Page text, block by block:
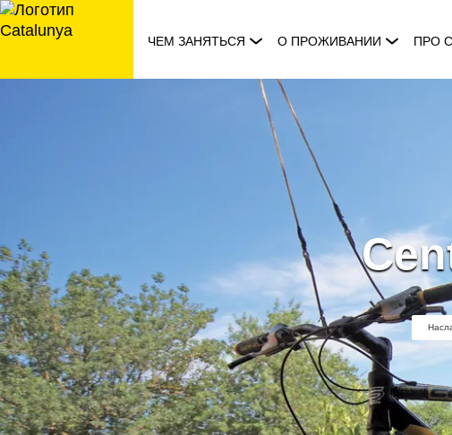
перейти
к
ЧЕМ ЗАНЯТЬСЯ О ПРОЖИВАНИИ ПРО